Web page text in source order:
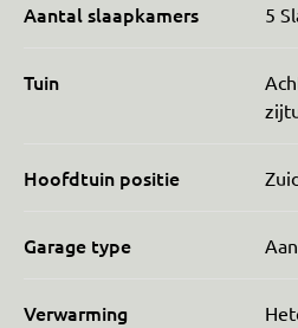
Aantal slaapkamers 5
Tuin
Hoofdtuin positie
Garage type
Verwarming